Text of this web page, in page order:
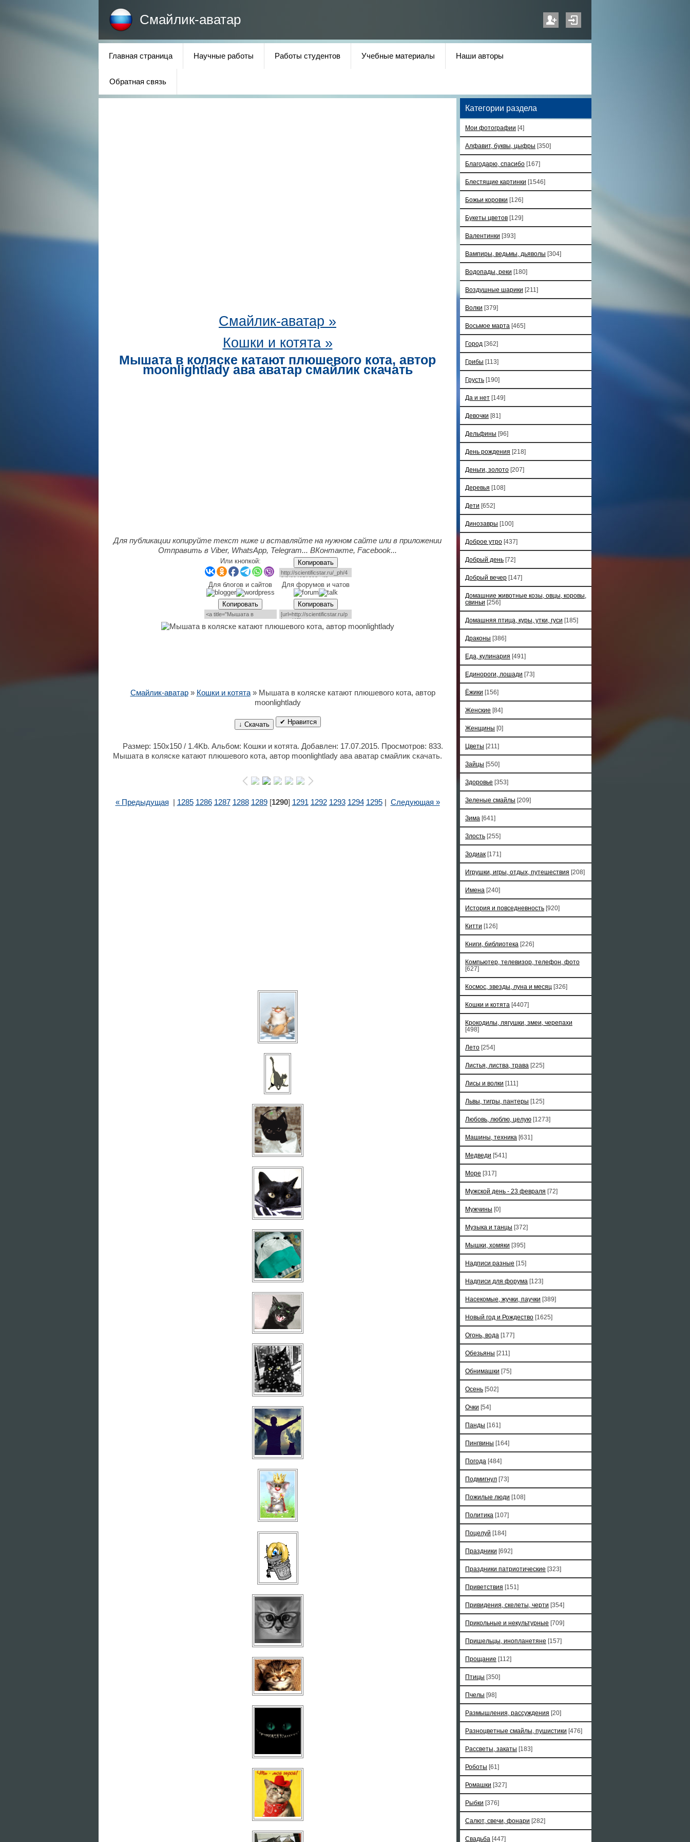
Смайлик-аватар
Главная страница Научные работы Работы студентов Учебные материалы Наши авторы
Обратная связь
Смайлик-аватар »
Кошки и котята »
Мышата в коляске катают плюшевого кота, автор
moonlightlady ава аватар смайлик скачать
Для публикации копируйте текст ниже и вставляйте на нужном сайте или в приложении
Отправить в Viber, WhatsApp, Telegram... ВКонтакте, Facebook...
Или кнопкой: Копировать
Для блогов и сайтов Для форумов и чатов
Копировать Копировать
Смайлик-аватар» Кошки и котята» Мышата в коляске катают плюшевого кота, автор
moonlightlady
↓ Скачать ✔ Нравится
Размер: 150x150 / 1.4Kb. Альбом: Кошки и котята. Добавлен: 17.07.2015. Просмотров: 833.
Мышата в коляске катают плюшевого кота, автор moonlightlady ава аватар смайлик скачать.
« Предыдущая 1285 1286 1287 1288 1289[1290] 1291 1292 1293 1294 1295| Следующая »
Категории раздела
Мои фотографии [4]
Алфавит, буквы, цыфры [350]
Благодарю, спасибо [167]
Блестящие картинки [1546]
Божьи коровки [126]
Букеты цветов [129]
Валентинки [393]
Вампиры, ведьмы, дьяволы [304]
Водопады, реки [180]
Воздушные шарики [211]
Волки [379]
Восьмое марта [465]
Город [362]
Грибы [113]
Грусть [190]
Да и нет [149]
Девочки [81]
Дельфины [96]
День рождения [218]
Деньги, золото [207]
Деревья [108]
Дети [652]
Динозавры [100]
Доброе утро [437]
Добрый день [72]
Добрый вечер [147]
Домашние животные козы, овцы, коровы,
свиньи [256]
Домашняя птица, куры, утки, гуси [185]
Драконы [386]
Еда, кулинария [491]
Единороги, лошади [73]
Ёжики [156]
Женские [84]
Женщины [0]
Цветы [211]
Зайцы [550]
Здоровье [353]
Зеленые смайлы [209]
Зима [641]
Злость [255]
Зодиак [171]
Игрушки, игры, отдых, путешествия [208]
Имена [240]
История и повседневность [920]
Китти [126]
Книги, библиотека [226]
Компьютер, телевизор, телефон, фото
[627]
Космос, звезды, луна и месяц [326]
Кошки и котята [4407]
Крокодилы, лягушки, змеи, черепахи
[498]
Лето [254]
Листья, листва, трава [225]
Лисы и волки [111]
Львы, тигры, пантеры [125]
Любовь, люблю, целую [1273]
Машины, техника [631]
Медведи [541]
Море [317]
Мужской день - 23 февраля [72]
Мужчины [0]
Музыка и танцы [372]
Мышки, хомяки [395]
Надписи разные [15]
Надписи для форума [123]
Насекомые, жучки, паучки [389]
Новый год и Рождество [1625]
Огонь, вода [177]
Обезьяны [211]
Обнимашки [75]
Осень [502]
Очки [54]
Панды [161]
Пингвины [164]
Погода [484]
Подмигнул [73]
Пожилые люди [108]
Политика [107]
Поцелуй [184]
Праздники [692]
Праздники патриотические [323]
Приветствия [151]
Привидения, скелеты, черти [354]
Прикольные и некультурные [709]
Пришельцы, инопланетяне [157]
Прощание [112]
Птицы [350]
Пчелы [98]
Размышления, рассуждения [20]
Разноцветные смайлы, пушистики [476]
Рассветы, закаты [183]
Роботы [61]
Ромашки [327]
Рыбки [376]
Салют, свечи, фонари [282]
Свадьба [447]